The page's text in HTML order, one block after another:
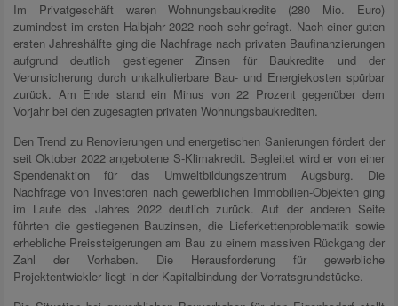
Im Privatgeschäft waren Wohnungsbaukredite (280 Mio. Euro)
zumindest im ersten Halbjahr 2022 noch sehr gefragt. Nach einer guten
ersten Jahreshälfte ging die Nachfrage nach privaten Baufinanzierungen
aufgrund deutlich gestiegener Zinsen für Baukredite und der
Verunsicherung durch unkalkulierbare Bau- und Energiekosten spürbar
zurück. Am Ende stand ein Minus von 22 Prozent gegenüber dem
Vorjahr bei den zugesagten privaten Wohnungsbaukrediten.
Den Trend zu Renovierungen und energetischen Sanierungen fördert der
seit Oktober 2022 angebotene S-Klimakredit. Begleitet wird er von einer
Spendenaktion für das Umweltbildungszentrum Augsburg. Die
Nachfrage von Investoren nach gewerblichen Immobilien-Objekten ging
im Laufe des Jahres 2022 deutlich zurück. Auf der anderen Seite
führten die gestiegenen Bauzinsen, die Lieferkettenproblematik sowie
erhebliche Preissteigerungen am Bau zu einem massiven Rückgang der
Zahl der Vorhaben. Die Herausforderung für gewerbliche
Projektentwickler liegt in der Kapitalbindung der Vorratsgrundstücke.